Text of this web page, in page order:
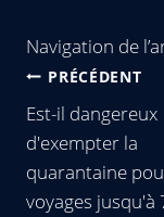
Navigation de
PRÉCÉDENT
Est-il dangereux
d'exempter la
quarantaine
voyages jusqu'à